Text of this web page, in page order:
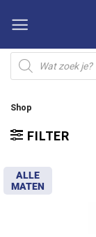
naar
inhoud
Producten
zoeken
Shop
FILTER
ALLE
MATEN